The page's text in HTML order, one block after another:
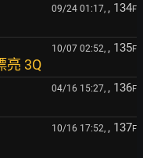
09/24 01:17, , 134F
10/07 02:52, , 135F
亮 3Q
04/16 15:27, , 136F
10/16 17:52, , 137F